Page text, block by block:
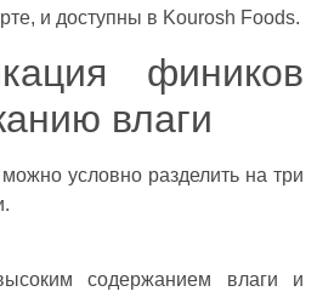
и доступны в Kourosh Foods.
фиников
влаги
условно разделить на три
содержанием влаги и